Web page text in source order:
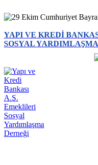
YAPI VE KREDİ
SOSYAL